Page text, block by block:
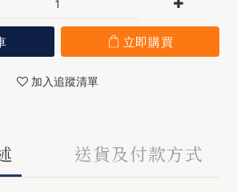
立即購買
加入追蹤清單
送貨及付款方式